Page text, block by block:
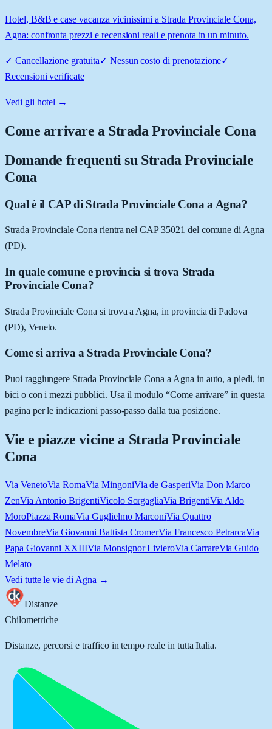
Hotel, B&B e case vacanza vicinissimi a Strada Provinciale Cona,
Agna: confronta prezzi e recensioni reali e prenota in un minuto.
✓ Cancellazione gratuita✓ Nessun costo di prenotazione✓
Recensioni verificate
Vedi gli hotel →
Come arrivare a Strada Provinciale Cona
Domande frequenti su Strada Provinciale
Cona
Qual è il CAP di Strada Provinciale Cona a Agna?
Strada Provinciale Cona rientra nel CAP 35021 del comune di Agna
(PD).
In quale comune e provincia si trova Strada
Provinciale Cona?
Strada Provinciale Cona si trova a Agna, in provincia di Padova
(PD), Veneto.
Come si arriva a Strada Provinciale Cona?
Puoi raggiungere Strada Provinciale Cona a Agna in auto, a piedi, in
bici o con i mezzi pubblici. Usa il modulo “Come arrivare” in questa
pagina per le indicazioni passo-passo dalla tua posizione.
Vie e piazze vicine a Strada Provinciale
Cona
Via VenetoVia RomaVia MingoniVia de GasperiVia Don Marco
ZenVia Antonio BrigentiVicolo SorgagliaVia BrigentiVia Aldo
MoroPiazza RomaVia Guglielmo MarconiVia Quattro
NovembreVia Giovanni Battista CromerVia Francesco PetrarcaVia
Papa Giovanni XXIIIVia Monsignor LivieroVia CarrareVia Guido
Melato
Vedi tutte le vie di Agna →
Distanze
Chilometriche
Distanze, percorsi e traffico in tempo reale in tutta Italia.